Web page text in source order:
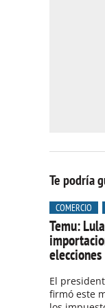
Te podría
COMERCIO
Temu:
elecciones
El
firmó este